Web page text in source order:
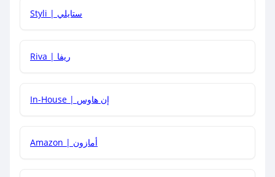
هل يمكنني جمع كود خصم مع العروض الأخرى؟
Styli | ستايلي
Riva | ريفا
In-House | إن هاوس
Amazon | أمازون